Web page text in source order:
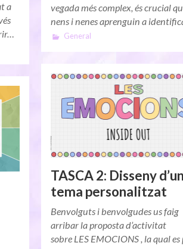
vegada més complex, és crucial
nens i nenes aprenguin a
General
a
TASCA 2: Disseny d’un
tema personalitzat
Benvolguts i benvolgudes us faig
arribar la proposta d’activitat
sobre LES EMOCIONS , la qual es